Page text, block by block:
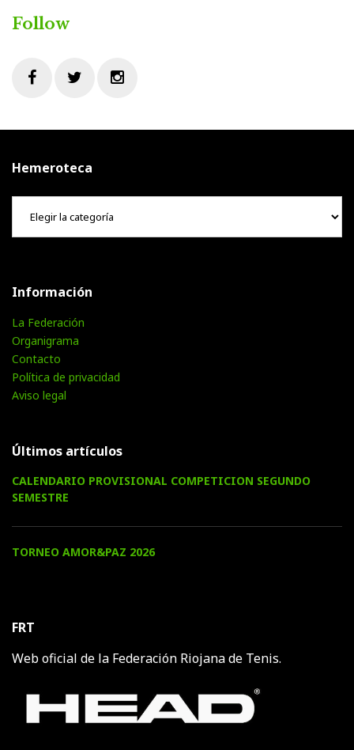
Follow
Hemeroteca
Hemeroteca
Información
La Federación
Organigrama
Contacto
Política de privacidad
Aviso legal
Últimos artículos
CALENDARIO PROVISIONAL COMPETICION SEGUNDO
SEMESTRE
TORNEO AMOR&PAZ 2026
FRT
Web oficial de la Federación Riojana de Tenis.